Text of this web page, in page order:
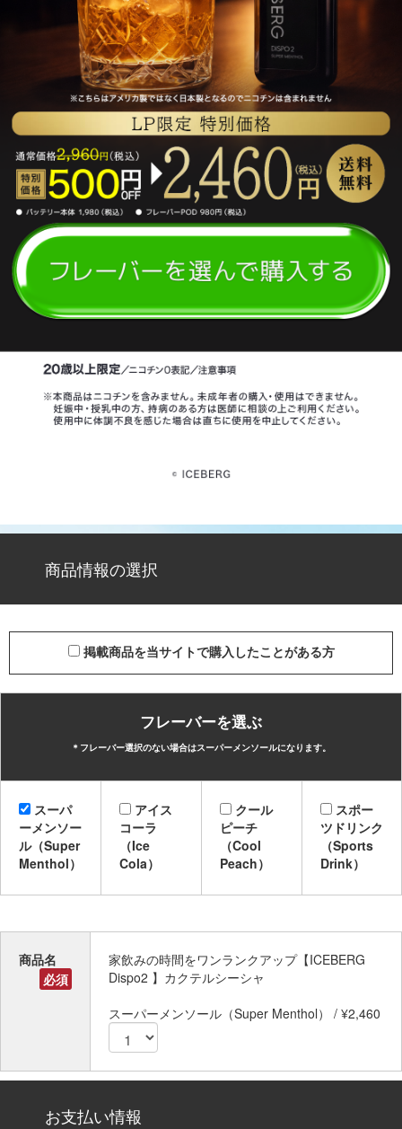
商品情報の選択
掲載商品を当サイトで購入したことがある方
フレーバーを選ぶ
＊フレーバー選択のない場合はスーパーメンソールになります。
スーパ
ーメンソー
ル（Super
Menthol）
アイス
コーラ
（Ice
Cola）
クール
ピーチ
（Cool
Peach）
スポー
ツドリンク
（Sports
Drink）
商品名
必須
家飲みの時間をワンランクアップ【ICEBERG
Dispo2 】カクテルシーシャ
スーパーメンソール（Super Menthol） / ¥2,460
お支払い情報